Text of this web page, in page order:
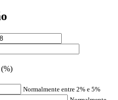
(%)
Normalmente entre 2% e 5%